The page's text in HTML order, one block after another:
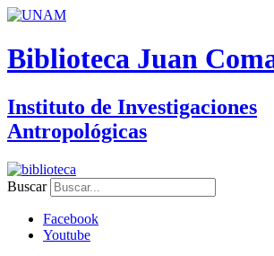
Biblioteca Juan
Instituto de Investigaciones
Antropológicas
Buscar
Facebook
Youtube